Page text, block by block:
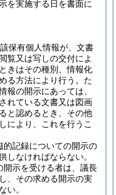
を実施する日を書面に
保有個人情報が、文書
覧又は写しの交付によ
きはその種別、情報化
る方法により行う。 た
報の開示にあっては、
れている文書又は図画
と認めるとき、その他
により、これを行うこ
的記録についての開示の
しなければならない。
開示を受ける者は、議長
、その求める開示の実
い。